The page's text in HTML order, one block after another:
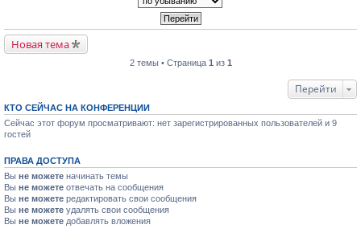
Новая тема
2 темы • Страница 1 из 1
Перейти
КТО СЕЙЧАС НА КОНФЕРЕНЦИИ
Сейчас этот форум просматривают: нет зарегистрированных пользователей и 9
гостей
ПРАВА ДОСТУПА
Вы не можете начинать темы
Вы не можете отвечать на сообщения
Вы не можете редактировать свои сообщения
Вы не можете удалять свои сообщения
Вы не можете добавлять вложения